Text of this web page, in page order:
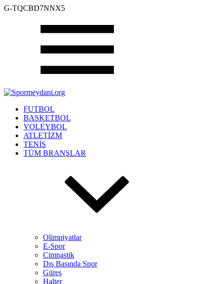
G-TQCBD7NNX5
FUTBOL
BASKETBOL
VOLEYBOL
ATLETİZM
TENİS
TÜM BRANŞLAR
Olimpiyatlar
E-Spor
Cimnastik
Dış Basında Spor
Güreş
Halter